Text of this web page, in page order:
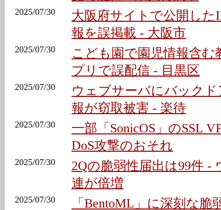
2025/07/30
大阪府サイトで公開した
報を誤掲載 - 大阪市
2025/07/30
こども園で園児情報含む
プリで誤配信 - 目黒区
2025/07/30
ウェブサーバにバック
報が窃取被害 - 楽待
2025/07/30
一部「SonicOS」のSSL
DoS攻撃のおそれ
2025/07/30
2Qの脆弱性届出は99件 -
連が倍増
2025/07/30
「BentoML」に深刻な